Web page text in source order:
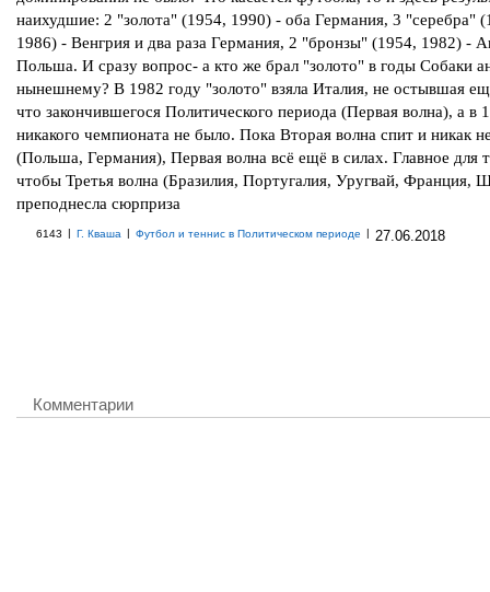
наихудшие: 2 "золота" (1954, 1990) - оба Германия, 3 "серебра"
1986) - Венгрия и два раза Германия, 2 "бронзы" (1954, 1982) -
Польша. И сразу вопрос- а кто же брал "золото" в годы Собаки
нынешнему? В 1982 году "золото" взяла Италия, не остывшая
что закончившегося Политического периода (Первая волна), а в
никакого чемпионата не было. Пока Вторая волна спит и никак
(Польша, Германия), Первая волна всё ещё в силах. Главное для
чтобы Третья волна (Бразилия, Португалия, Уругвай, Франция,
преподнесла сюрприза
6143 | Г. Кваша | Футбол и теннис в Политическом периоде | 27.06.2018
Комментарии